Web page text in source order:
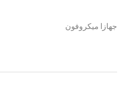
جهازا ميكروفون